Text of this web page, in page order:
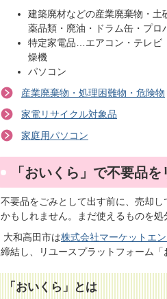
建築廃材などの産業廃棄物・土
薬品類・廃油・ドラム缶・プロ
特定家電品…エアコン・テレビ
燥機
パソコン
産業廃棄物・処理困難物・危険物
家電リサイクル対象品
家庭用パソコン
「おいくら」で不要品
不要品をごみとして出す前に、売却
かもしれません。まだ使えるものを処
大和高田市は株式会社マーケットエ
締結し、リユースプラットフォーム
「おいくら」とは